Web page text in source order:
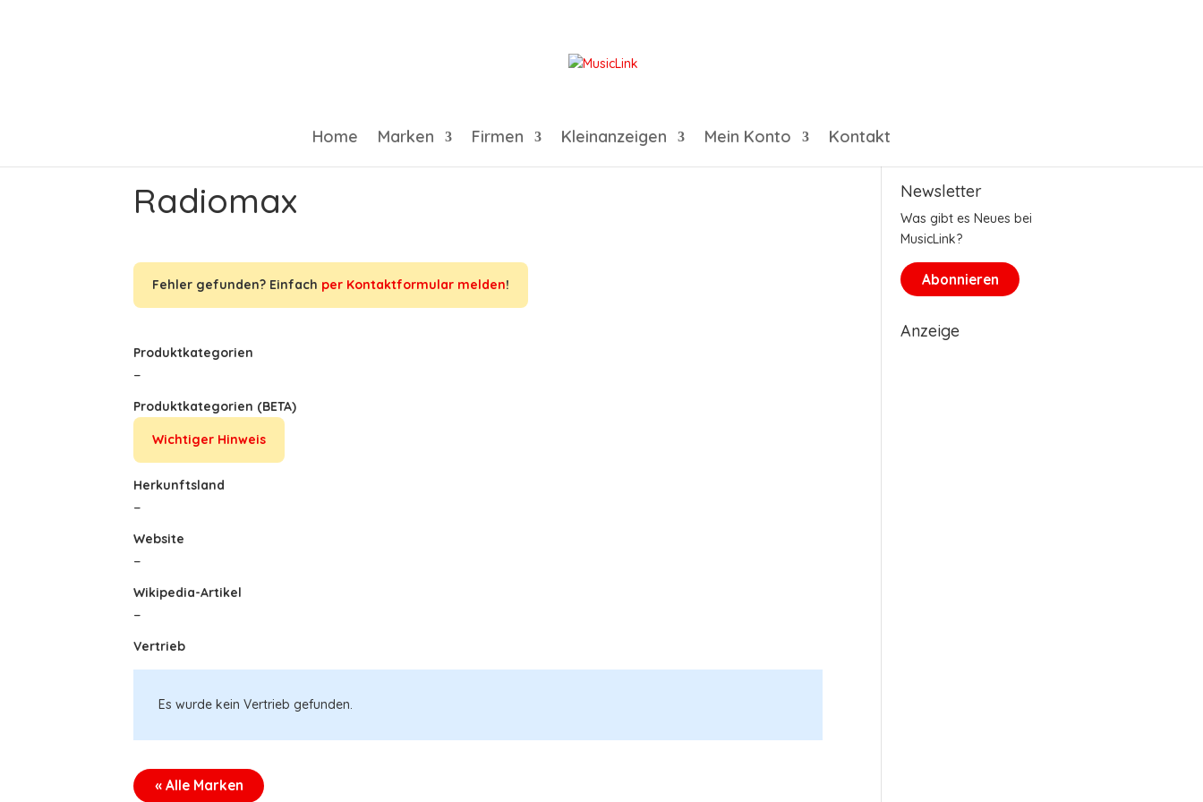
Home Marken Firmen Kleinanzeigen Mein Konto Kontakt
Radiomax
Fehler gefunden? Einfach per Kontaktformular melden!
Produktkategorien
–
Produktkategorien (BETA)
Wichtiger Hinweis
Herkunftsland
–
Website
–
Wikipedia-Artikel
–
Vertrieb
Es wurde kein Vertrieb gefunden.
« Alle Marken
Newsletter
Was gibt es Neues bei
MusicLink?
Abonnieren
Anzeige